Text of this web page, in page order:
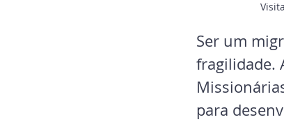
Ser um
fragilidade.
para